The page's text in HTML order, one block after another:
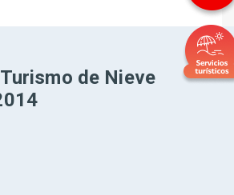
de Nieve